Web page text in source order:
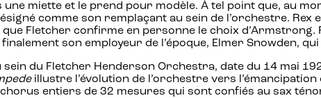
une miette et le prend pour modèle. À tel point que, au
comme son remplaçant au sein de l’orchestre.
que Fletcher confirme en personne le choix
finalement son employeur de l’époque, Elmer Snowden,
du Fletcher Henderson Orchestra, date du 14 mai
illustre l’évolution de l’orchestre vers
entiers de 32 mesures qui sont confiés au sax